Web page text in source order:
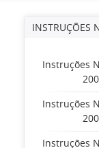
INSTRUÇÕES
Instruções
Instruções
Instruções